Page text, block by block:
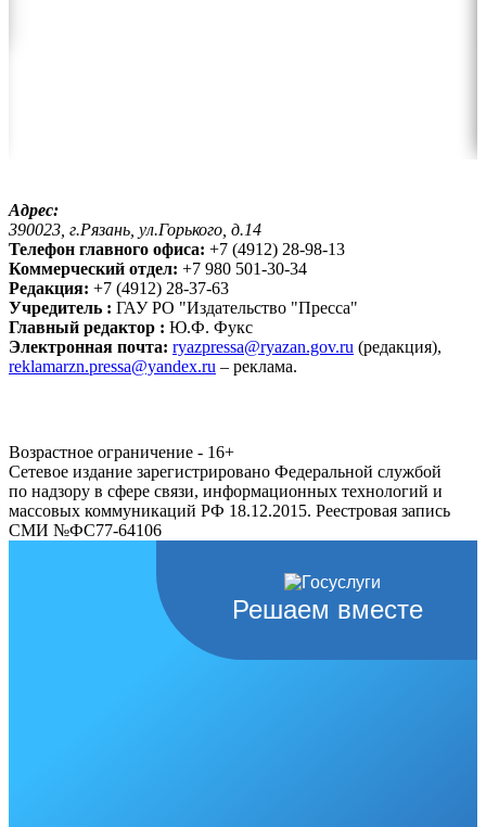
Адрес:
390023, г.Рязань, ул.Горького, д.14
Телефон главного офиса: +7 (4912) 28-98-13
Коммерческий отдел: +7 980 501-30-34
Редакция: +7 (4912) 28-37-63
Учредитель : ГАУ РО "Издательство "Пресса"
Главный редактор : Ю.Ф. Фукс
Электронная почта: ryazpressa@ryazan.gov.ru (редакция),
reklamarzn.pressa@yandex.ru – реклама.
Возрастное ограничение - 16+
Сетевое издание зарегистрировано Федеральной службой
по надзору в сфере связи, информационных технологий и
массовых коммуникаций РФ 18.12.2015. Реестровая запись
СМИ №ФС77-64106
Решаем вместе